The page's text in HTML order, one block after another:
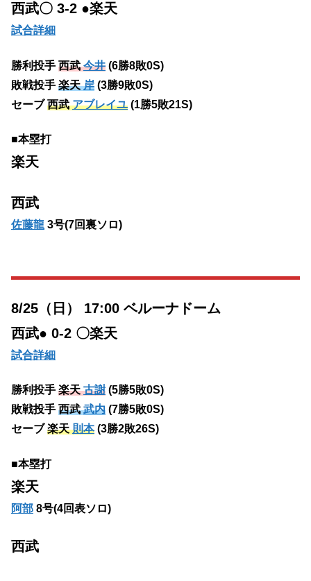
西武〇 3-2 ●楽天
試合詳細
勝利投手 西武今井 (6勝8敗0S)
敗戦投手 楽天岸 (3勝9敗0S)
セーブ西武アブレイユ (1勝5敗21S)
■本塁打
楽天
西武
佐藤龍 3号(7回裏ソロ)
8/25（日） 17:00 ベルーナドーム
西武● 0-2 〇楽天
試合詳細
勝利投手 楽天古謝 (5勝5敗0S)
敗戦投手 西武武内 (7勝5敗0S)
セーブ楽天則本(3勝2敗26S)
■本塁打
楽天
阿部 8号(4回表ソロ)
西武